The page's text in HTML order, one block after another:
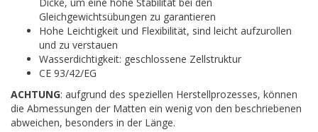
Gleichgewichtsübungen zu garantieren
Hohe Leichtigkeit und Flexibilität, sind leicht aufzurollen
und zu verstauen
Wasserdichtigkeit: geschlossene Zellstruktur
CE 93/42/EG
ACHTUNG: aufgrund des speziellen Herstellprozesses, können
die Abmessungen der Matten ein wenig von den beschriebenen
abweichen, besonders in der Länge.